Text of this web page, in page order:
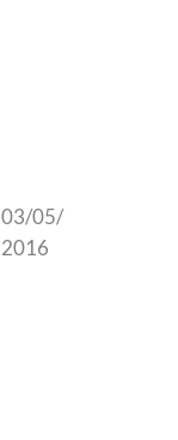
03/05/
2016